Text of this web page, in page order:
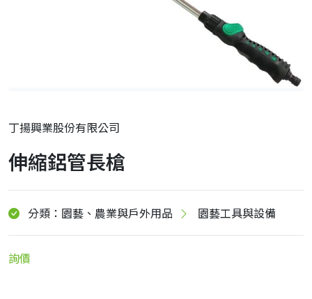
丁揚興業股份有限公司
伸縮鋁管長槍
分類：園藝、農業與戶外用品 園藝工具與設備
詢價